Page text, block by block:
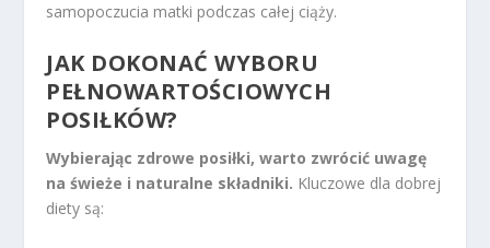
samopoczucia matki podczas całej ciąży.
JAK DOKONAĆ WYBORU
PEŁNOWARTOŚCIOWYCH
POSIŁKÓW?
Wybierając zdrowe posiłki, warto zwrócić uwagę
na świeże i naturalne składniki. Kluczowe dla dobrej
diety są: